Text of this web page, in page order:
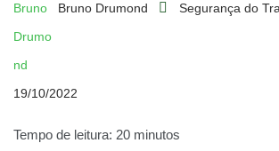
Bruno Drumond Segurança do
19/10/2022
Tempo de leitura: 20 minutos